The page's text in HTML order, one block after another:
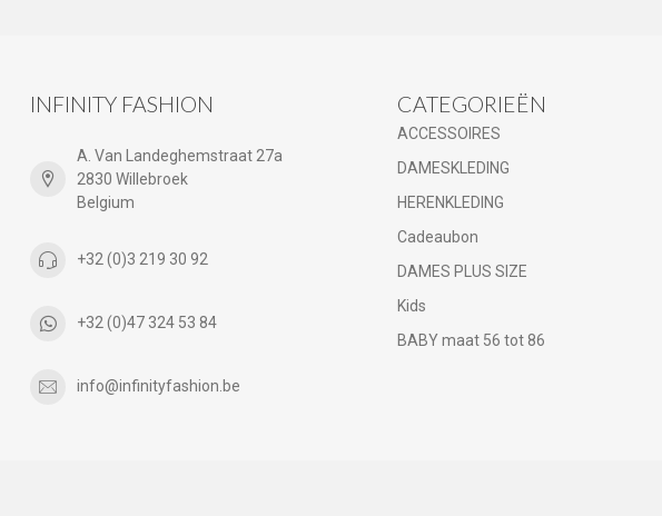
INFINITY FASHION
A. Van Landeghemstraat 27a
2830 Willebroek
Belgium
+32 (0)3 219 30 92
+32 (0)47 324 53 84
info@infinityfashion.be
CATEGORIEËN
ACCESSOIRES
DAMESKLEDING
HERENKLEDING
Cadeaubon
DAMES PLUS SIZE
Kids
BABY maat 56 tot 86